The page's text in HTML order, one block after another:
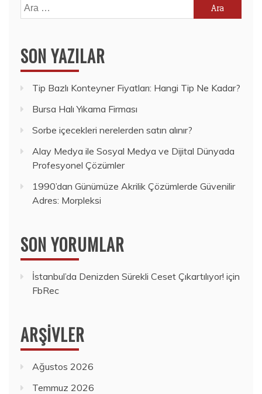
Arama:
SON YAZILAR
Tip Bazlı Konteyner Fiyatları: Hangi Tip Ne Kadar?
Bursa Halı Yıkama Firması
Sorbe içecekleri nerelerden satın alınır?
Alay Medya ile Sosyal Medya ve Dijital Dünyada
Profesyonel Çözümler
1990’dan Günümüze Akrilik Çözümlerde Güvenilir
Adres: Morpleksi
SON YORUMLAR
İstanbul’da Denizden Sürekli Ceset Çıkartılıyor! için
FbRec
ARŞIVLER
Ağustos 2026
Temmuz 2026